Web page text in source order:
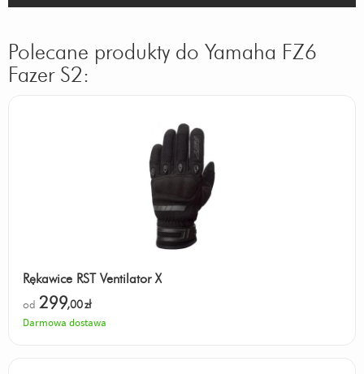
Polecane produkty do Yamaha FZ6
Fazer S2:
Rękawice RST Ventilator X
od 299,00zł
Darmowa dostawa